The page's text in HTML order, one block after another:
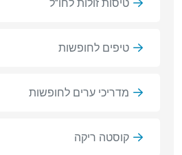
טיסות זולות לחו"ל
טיפים לחופשות
מדריכי ערים לחופשות
קוסטה ריקה